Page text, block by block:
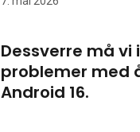
Dessverre må
problemer med
Android 16.